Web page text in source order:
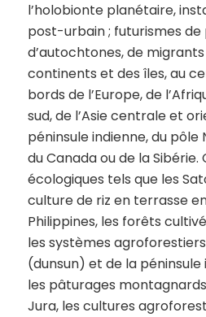
l’holobionte planétaire,
post-urbain ; futurismes de
d’autochtones, de
continents et des îles, au
bords de l’Europe, de
sud, de l’Asie centrale et
péninsule indienne, du pôle
du Canada ou de la
écologiques tels que les
culture de riz en terrasse
Philippines, les forêts
les systèmes agroforestiers
(dunsun) et de la
les pâturages
Jura, les cultures